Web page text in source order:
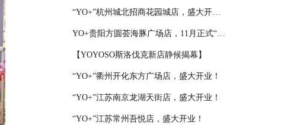
“YO+”杭州城北招商花园城店，盛大开业！
YO+贵阳方圆荟海豚广场店，11月正式“开闸放鱼”！
【YOYOSO斯洛伐克新店静候揭幕】
“YO+”衢州开化东方广场店，盛大开业！
“YO+”江苏南京龙湖天街店，盛大开业！
“YO+”江苏常州吾悦店，盛大开业！